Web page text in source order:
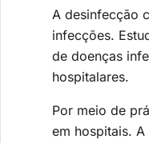
A desinfecção
infecções.
de doenças
hospitalares.
Por meio de
em hospitais.